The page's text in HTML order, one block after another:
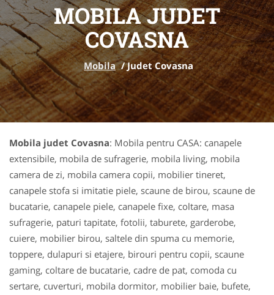
MOBILA JUDET
COVASNA
Mobila /Judet Covasna
Mobila judet Covasna: Mobila pentru CASA: canapele
extensibile, mobila de sufragerie, mobila living, mobila
camera de zi, mobila camera copii, mobilier tineret,
canapele stofa si imitatie piele, scaune de birou, scaune de
bucatarie, canapele piele, canapele fixe, coltare, masa
sufragerie, paturi tapitate, fotolii, taburete, garderobe,
cuiere, mobilier birou, saltele din spuma cu memorie,
toppere, dulapuri si etajere, birouri pentru copii, scaune
gaming, coltare de bucatarie, cadre de pat, comoda cu
sertare, cuverturi, mobila dormitor, mobilier baie, bufete,